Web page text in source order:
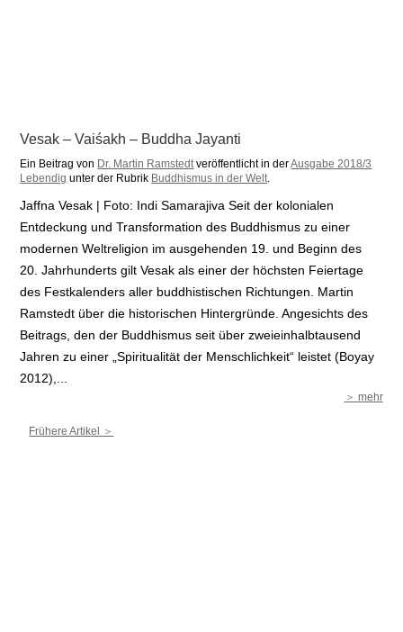
Vesak – Vaiśakh – Buddha Jayanti
Ein Beitrag von Dr. Martin Ramstedtveröffentlicht in derAusgabe 2018/3
Lebendig unter der Rubrik Buddhismus in der Welt.
Jaffna Vesak | Foto: Indi Samarajiva Seit der kolonialen
Entdeckung und Transformation des Buddhismus zu einer
modernen Weltreligion im ausgehenden 19. und Beginn des
20. Jahrhunderts gilt Vesak als einer der höchsten Feiertage
des Festkalenders aller buddhistischen Richtungen. Martin
Ramstedt über die historischen Hintergründe. Angesichts des
Beitrags, den der Buddhismus seit über zweieinhalbtausend
Jahren zu einer „Spiritualität der Menschlichkeit“ leistet (Boyay
2012),...
＞ mehr
Frühere Artikel ＞